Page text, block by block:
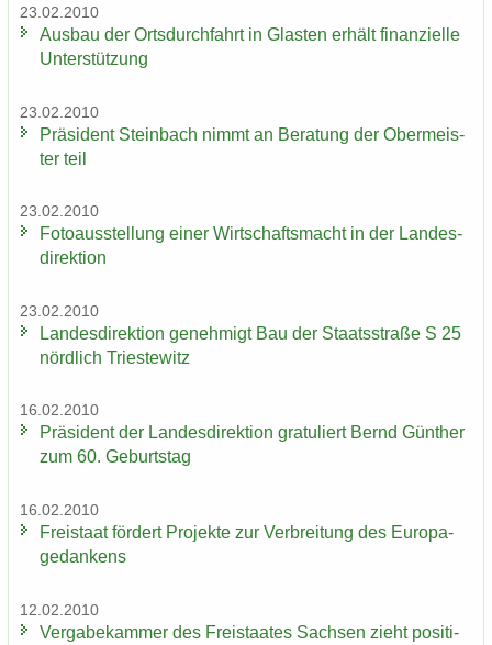
23.02.2010
Aus­bau der Orts­durch­fahrt in Glas­ten er­hält fi­nan­zi­el­le
Un­ter­stüt­zung
23.02.2010
Prä­si­dent Stein­bach nimmt an Be­ra­tung der Ober­meis­
ter teil
23.02.2010
Fo­to­aus­stel­lung einer Wirt­schafts­macht in der Lan­des­
di­rek­ti­on
23.02.2010
Lan­des­di­rek­ti­on ge­neh­migt Bau der Staats­stra­ße S 25
nörd­lich Tri­es­te­witz
16.02.2010
Prä­si­dent der Lan­des­di­rek­ti­on gra­tu­liert Bernd Gün­ther
zum 60. Ge­burts­tag
16.02.2010
Frei­staat för­dert Pro­jek­te zur Ver­brei­tung des Eu­ro­pa­
ge­dan­kens
12.02.2010
Ver­ga­be­kam­mer des Frei­staa­tes Sach­sen zieht po­si­ti­